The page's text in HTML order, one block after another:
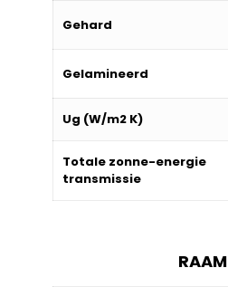
Gehard
Gelamineerd
Ug (W/m2 K)
Totale zonne-energie
transmissie
RAAM